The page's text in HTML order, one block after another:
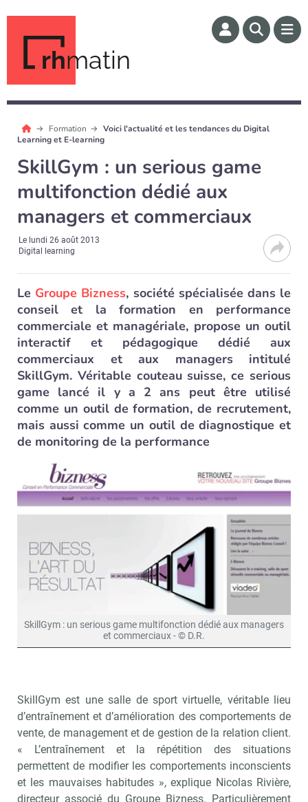
rhmatin
Formation
Voici l'actualité et les tendances du Digital
Learning et E-learning
SkillGym : un serious game
multifonction dédié aux
managers et commerciaux
Le lundi 26 août 2013
Digital learning
Le Groupe Bizness, société spécialisée dans le
conseil et la formation en performance
commerciale et managériale, propose un outil
interactif et pédagogique dédié aux
commerciaux et aux managers intitulé
SkillGym. Véritable couteau suisse, ce serious
game lancé il y a 2 ans peut être utilisé
comme un outil de formation, de recrutement,
mais aussi comme un outil de diagnostique et
de monitoring de la performance
SkillGym : un serious game multifonction dédié aux managers
et commerciaux - © D.R.
SkillGym est une salle de sport virtuelle, véritable lieu
d’entraînement et d’amélioration des comportements de
vente, de management et de gestion de la relation client.
« L’entraînement et la répétition des situations
permettent de modifier les comportements inconscients
et les mauvaises habitudes », explique Nicolas Rivière,
directeur associé du Groupe Bizness. Particulièrement